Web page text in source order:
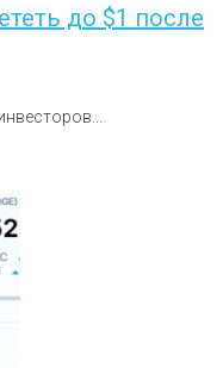
до $1 после